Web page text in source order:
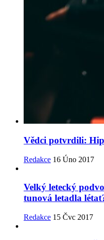
Vědci potvrdili:
Redakce 16 Úno 2017
Velký letecký
tunová letadla
Redakce 15 Čvc 2017